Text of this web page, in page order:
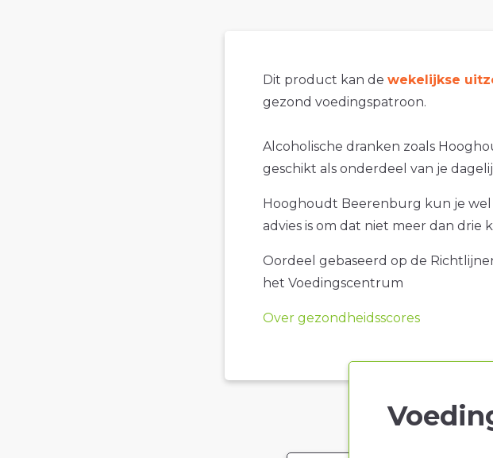
Dit product kan de wekelijkse
gezond voedingspatroon.
Alcoholische dranken zoals
geschikt als onderdeel van je
Hooghoudt Beerenburg kun je wel
advies is om dat niet meer dan drie
Oordeel gebaseerd op de
het Voedingscentrum
Over gezondheidsscores